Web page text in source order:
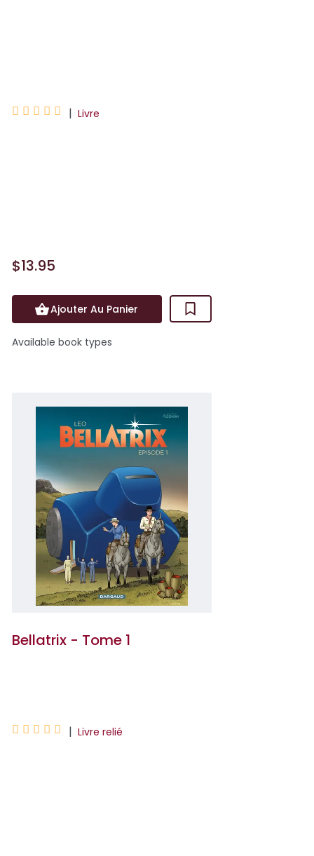
     | Livre
$13.95
Ajouter Au Panier
Available book types
Bellatrix - Tome 1
     | Livre relié